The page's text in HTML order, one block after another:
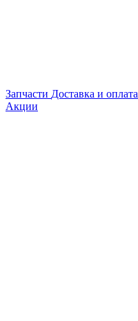
Запчасти Доставка и оплата
Акции